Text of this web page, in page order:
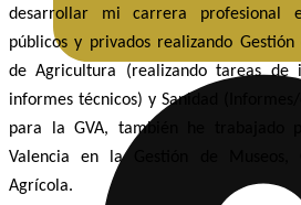
desarrollar mi carrera profesional
públicos y privados realizando
de Agricultura (realizando tareas de
informes técnicos) y Sanidad
para la GVA, también he trabajado
Valencia en la Gestión de Museos,
Agrícola.